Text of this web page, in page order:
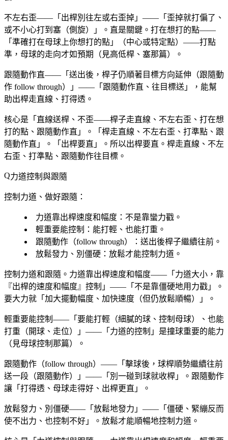
不左右歪——「出桿別往左或右歪掉」——「歪掉就打偏了、
或不小心打到塞（側旋）」。直是關鍵。打在想打的點——
「準確打在母球上你想打的點」（中心或特定點）——打點
準，母球的走向才如預期（見高低桿、塞那篇）。
跟隨動作直——「送出後，桿子仍順著目標方向延伸（跟隨動
作 follow through）」——「跟隨動作直、往目標送」，能幫
助出桿走直線、打得透。
核心是「直線送桿、不歪——桿子走直線、不左右歪、打在想
打的點、跟隨動作直」。「桿走直線、不左右歪、打準點、跟
隨動作直」。「出桿要直」。所以出桿要直。桿走直線、不左
右歪、打準點、跟隨動作往目標。
力道控制與跟隨
控制力道、做好跟隨：
力道靠出桿速度和幅度 ：不是靠蠻力戳。
輕重要能控制 ：能打輕、也能打重。
跟隨動作（follow through）
：送出後桿子繼續往前。
放鬆發力、別僵硬 ：放鬆才能控制力道。
控制力道和跟隨。力道靠出桿速度和幅度——「力道大小，靠
『出桿的速度和幅度』控制」——「不是靠僵硬地用力戳」。
要大力就「加大擺動幅度、加快速度（但仍放鬆順暢）」。
輕重要能控制——「要能打輕（細膩的球、控制母球）、也能
打重（開球、走位）」——「力道的控制」是撞球重要的能力
（見母球控制那篇）。
跟隨動作（follow through）——「擊球後，球桿順勢繼續往前
送一段（跟隨動作）」——「別一碰到球就收桿」。跟隨動作
讓「打得透、母球走得好、出桿更直」。
放鬆發力、別僵硬——「放鬆地發力」——「僵硬、緊繃反而
使不出力、也控制不好」。放鬆才能順暢地控制力道。